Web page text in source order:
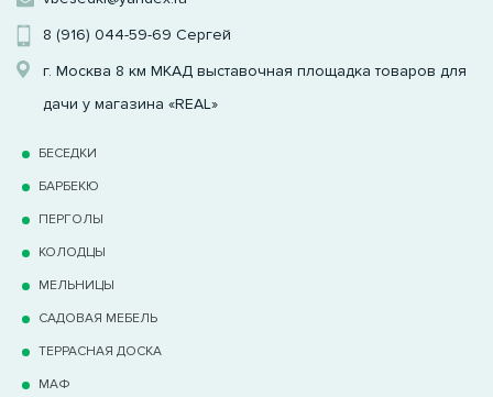
8 (916) 044-59-69 Сергей
г. Москва 8 км МКАД выставочная площадка товаров для
дачи у магазина «REAL»
БЕСЕДКИ
БАРБЕКЮ
ПЕРГОЛЫ
КОЛОДЦЫ
МЕЛЬНИЦЫ
САДОВАЯ МЕБЕЛЬ
ТЕРРАCНАЯ ДОСКА
МАФ